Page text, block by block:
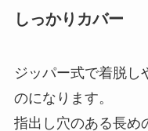
しっかりカバー
ジッパー式で着脱し
のになります。
指出し穴のある長め